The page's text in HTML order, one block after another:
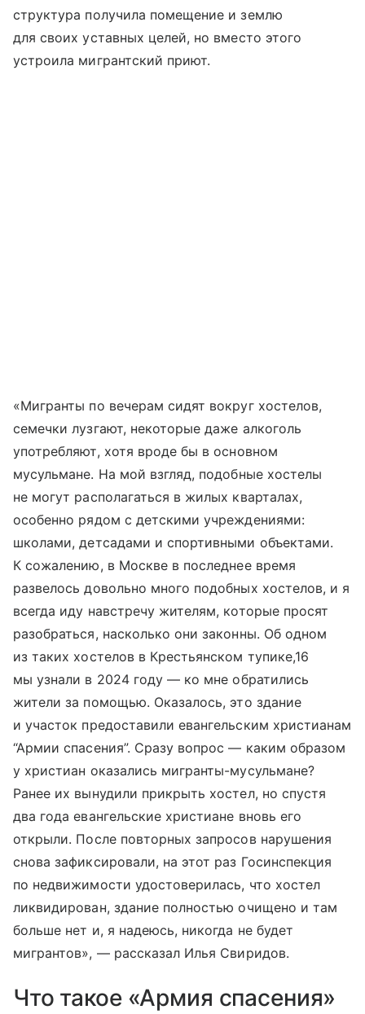
структура получила помещение и землю
для своих уставных целей, но вместо этого
устроила мигрантский приют.
«Мигранты по вечерам сидят вокруг хостелов,
семечки лузгают, некоторые даже алкоголь
употребляют, хотя вроде бы в основном
мусульмане. На мой взгляд, подобные хостелы
не могут располагаться в жилых кварталах,
особенно рядом с детскими учреждениями:
школами, детсадами и спортивными объектами.
К сожалению, в Москве в последнее время
развелось довольно много подобных хостелов, и я
всегда иду навстречу жителям, которые просят
разобраться, насколько они законны. Об одном
из таких хостелов в Крестьянском тупике,16
мы узнали в 2024 году — ко мне обратились
жители за помощью. Оказалось, это здание
и участок предоставили евангельским христианам
“Армии спасения”. Сразу вопрос — каким образом
у христиан оказались мигранты-мусульмане?
Ранее их вынудили прикрыть хостел, но спустя
два года евангельские христиане вновь его
открыли. После повторных запросов нарушения
снова зафиксировали, на этот раз Госинспекция
по недвижимости удостоверилась, что хостел
ликвидирован, здание полностью очищено и там
больше нет и, я надеюсь, никогда не будет
мигрантов», — рассказал Илья Свиридов.
Что такое «Армия спасения»